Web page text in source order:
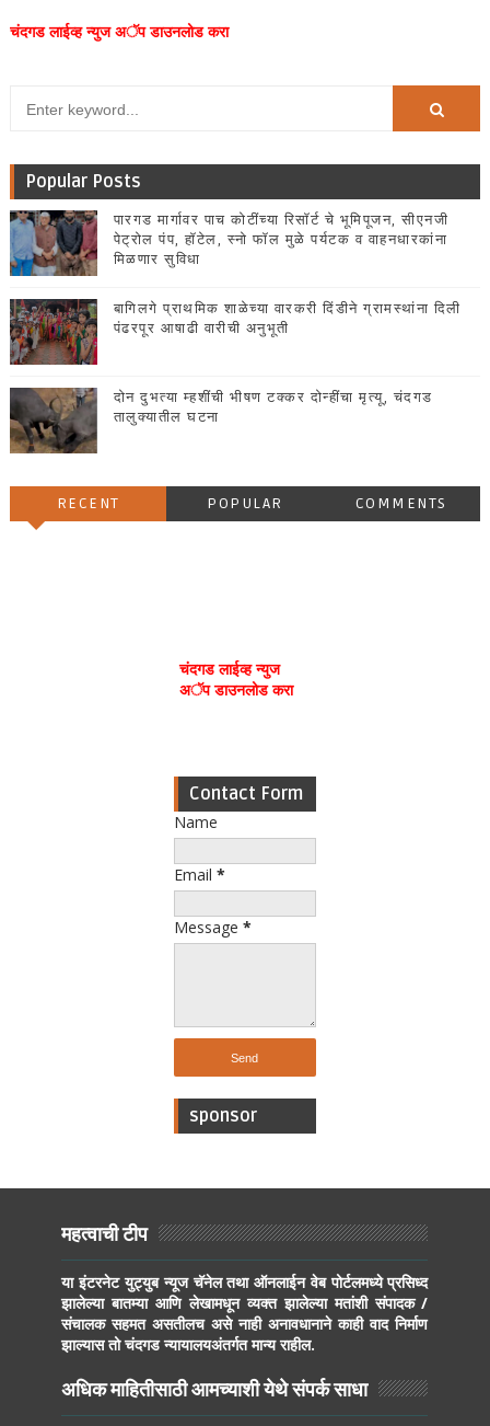
चंदगड लाईव्ह न्युज अॅप डाउनलोड करा
Popular Posts
पारगड मार्गावर पाच कोटींच्या रिसॉर्ट चे भूमिपूजन, सीएनजी
पेट्रोल पंप, हॉटेल, स्नो फॉल मुळे पर्यटक व वाहनधारकांना
मिळणार सुविधा
बागिलगे प्राथमिक शाळेच्या वारकरी दिंडीने ग्रामस्थांना दिली
पंढरपूर आषाढी वारीची अनुभूती
दोन दुभत्या म्हशींची भीषण टक्कर दोन्हींचा मृत्यू, चंदगड
तालुक्यातील घटना
RECENT POPULAR COMMENTS
चंदगड लाईव्ह न्युज
अॅप डाउनलोड करा
Contact Form
Name
Email *
Message *
sponsor
महत्वाची टीप
या इंटरनेट युट्युब न्यूज चॅनेल तथा ऑनलाईन वेब पोर्टलमध्ये प्रसिध्द
झालेल्या बातम्या आणि लेखामधून व्यक्त झालेल्या मतांशी संपादक /
संचालक सहमत असतीलच असे नाही अनावधानाने काही वाद निर्माण
झाल्यास तो चंदगड न्यायालयअंतर्गत मान्य राहील.
अधिक माहितीसाठी आमच्याशी येथे संपर्क साधा